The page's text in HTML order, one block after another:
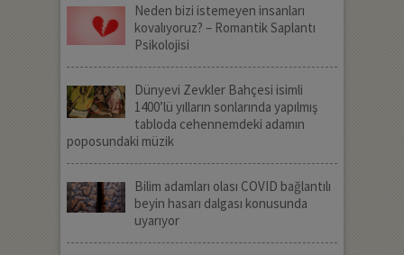
Neden bizi istemeyen insanları
kovalıyoruz? – Romantik Saplantı
Psikolojisi
Dünyevi Zevkler Bahçesi isimli
1400’lü yılların sonlarında yapılmış
tabloda cehennemdeki adamın
poposundaki müzik
Bilim adamları olası COVID bağlantılı
beyin hasarı dalgası konusunda
uyarıyor